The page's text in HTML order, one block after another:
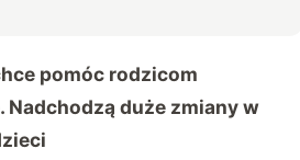
pomóc rodzicom
duże zmiany w